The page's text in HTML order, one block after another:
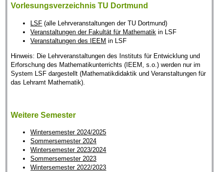
Vorlesungsverzeichnis TU Dortmund
LSF (alle Lehrveranstaltungen der TU Dortmund)
Veranstaltungen der Fakultät für Mathematik in LSF
Veranstaltungen des IEEM in LSF
Hinweis: Die Lehrveranstaltungen des Instituts für Entwicklung und
Erforschung des Mathematikunterrichts (IEEM, s.o.) werden nur im
System LSF dargestellt (Mathematikdidaktik und Veranstaltungen für
das Lehramt Mathematik).
Weitere Semester
Wintersemester 2024/2025
Sommersemester 2024
Wintersemester 2023/2024
Sommersemester 2023
Wintersemester 2022/2023